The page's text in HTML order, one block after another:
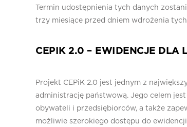
Termin udostępnienia tych danych
trzy miesiące przed dniem wdrożenia
CEPIK 2.0 – EWIDENCJE DLA
Projekt CEPiK 2.0 jest jednym z
administrację państwową. Jego celem
obywateli i przedsiębiorców, a także
możliwie szerokiego dostępu do